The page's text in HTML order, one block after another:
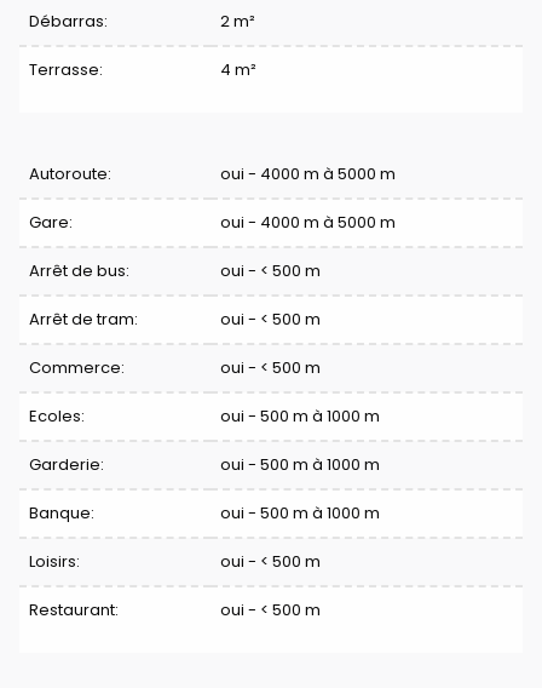
Débarras: 2 m²
Terrasse: 4 m²
Confort
Autoroute: oui - 4000 m à 5000 m
Gare: oui - 4000 m à 5000 m
Arrêt de bus: oui - < 500 m
Arrêt de tram: oui - < 500 m
Commerce: oui - < 500 m
Ecoles: oui - 500 m à 1000 m
Garderie: oui - 500 m à 1000 m
Banque: oui - 500 m à 1000 m
Loisirs: oui - < 500 m
Restaurant: oui - < 500 m